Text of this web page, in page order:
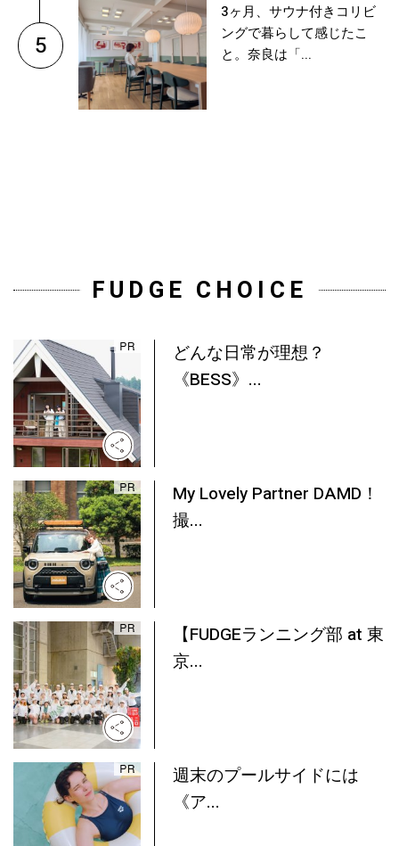
5
3ヶ月、サウナ付きコリビ
ングで暮らして感じたこ
と。奈良は「...
FUDGE CHOICE
どんな日常が理想？
《BESS》...
My Lovely Partner DAMD！
撮...
【FUDGEランニング部 at 東
京...
週末のプールサイドには
《ア...